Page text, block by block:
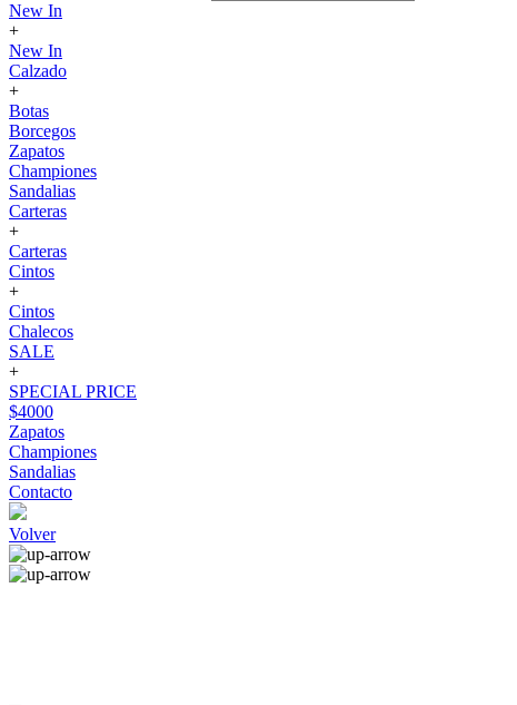
New In
+
New In
Calzado
+
Botas
Borcegos
Zapatos
Championes
Sandalias
Carteras
+
Carteras
Cintos
+
Cintos
Chalecos
SALE
+
SPECIAL PRICE
$4000
Zapatos
Championes
Sandalias
Contacto
Volver